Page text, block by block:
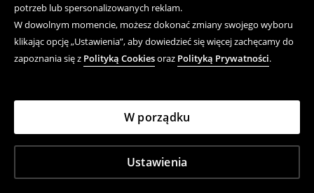
potrzeb lub spersonalizowanych reklam.
W dowolnym momencie, możesz dokonać zmiany swojego wyboru
klikając opcję „Ustawienia”, aby dowiedzieć się więcej zachęcamy do
zapoznania się z Polityką Cookiesoraz Polityką Prywatności.
Ustawienia
W porządku